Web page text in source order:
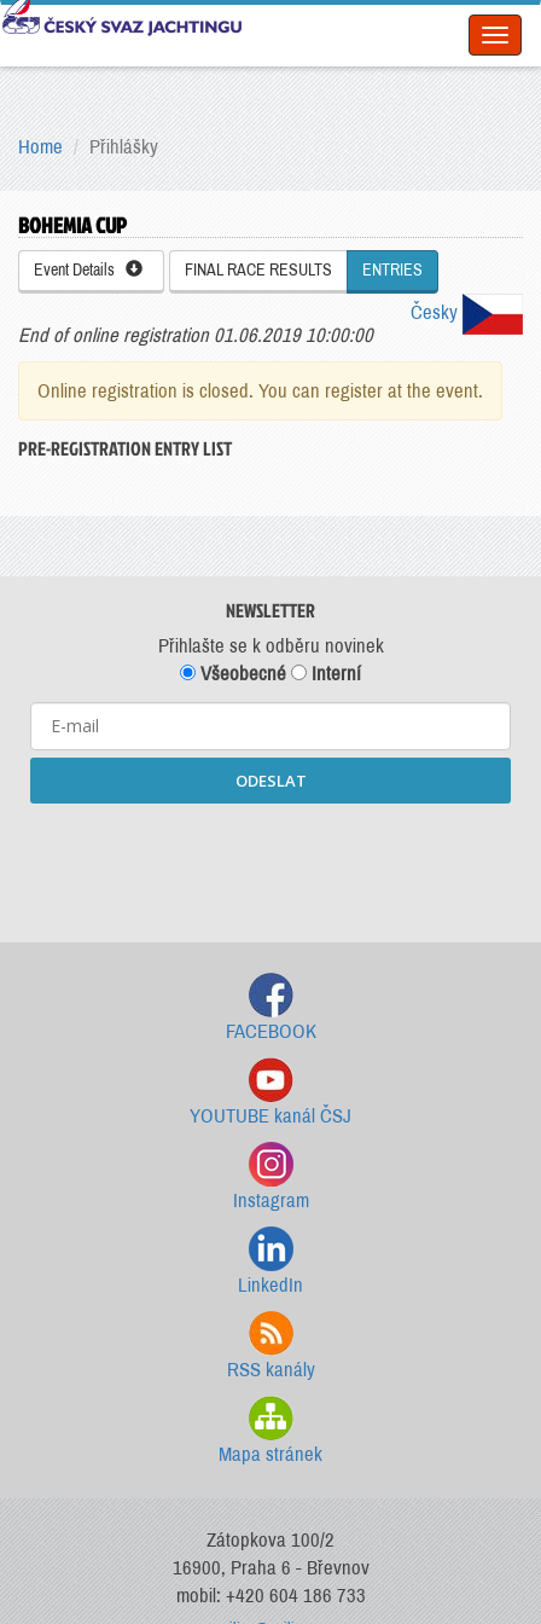
Home Přihlášky
BOHEMIA CUP
Event Details FINAL RACE RESULTS ENTRIES
Česky
End of online registration 01.06.2019 10:00:00
Online registration is closed. You can register at the event.
PRE-REGISTRATION ENTRY LIST
NEWSLETTER
Přihlašte se k odběru novinek
Všeobecné
Interní
ODESLAT
FACEBOOK
YOUTUBE kanál ČSJ
Instagram
LinkedIn
RSS kanály
Mapa stránek
Zátopkova 100/2
16900, Praha 6 - Břevnov
mobil: +420 604 186 733